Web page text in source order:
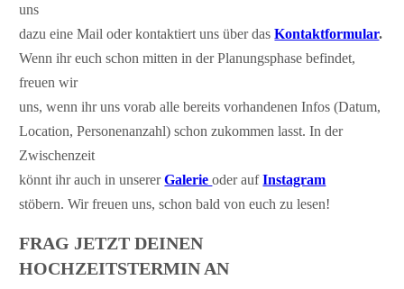
uns
dazu eine Mail oder kontaktiert uns über dasKontaktformular.
Wenn ihr euch schon mitten in der Planungsphase befindet,
freuen wir
uns, wenn ihr uns vorab alle bereits vorhandenen Infos (Datum,
Location, Personenanzahl) schon zukommen lasst. In der
Zwischenzeit
könnt ihr auch in unsererGalerieoder aufInstagram
stöbern. Wir freuen uns, schon bald von euch zu lesen!
FRAG JETZT DEINEN
HOCHZEITSTERMIN AN